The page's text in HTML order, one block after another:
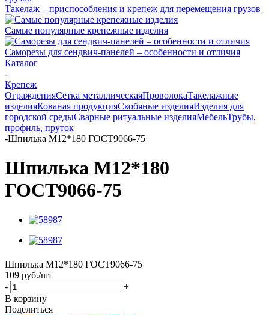
Такелаж – приспособления и крепеж для перемещения грузов
Самые популярные крепежные изделия
Саморезы для сендвич-панелей – особенности и отличия
Каталог
-
Крепеж
ОгражденияСетка металлическаяПроволокаТакелажные
изделияКованая продукцияСкобяные изделияИзделия для
городской средыСварные ритуальные изделияМебельТрубы,
профиль, пруток
-Шпилька М12*180 ГОСТ9066-75
Шпилька М12*180
ГОСТ9066-75
Шпилька М12*180 ГОСТ9066-75
109 руб./шт
-
+
В корзину
Поделиться